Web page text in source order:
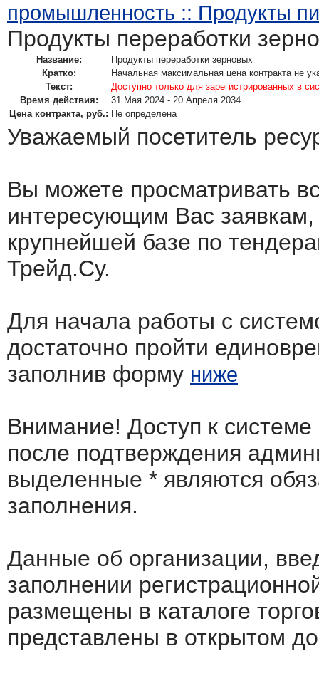
промышленность :: Продукты
Продукты переработки
Название:
Продукты переработки зерновых
Кратко:
Начальная максимальная цена контракта не
Текст:
Доступно только для зарегистрированных в
Время действия:
31 Мая 2024 - 20 Апреля 2034
Цена контракта, руб.: Не определена
Уважаемый посетитель
Вы можете просматривать
интересующим Вас
крупнейшей базе по
Трейд.Су.
Для начала работы с
достаточно пройти
заполнив форму ниже
Внимание! Доступ к
после подтверждения
выделенные * являются
заполнения.
Данные об организации,
заполнении
размещены в каталоге
представлены в открытом